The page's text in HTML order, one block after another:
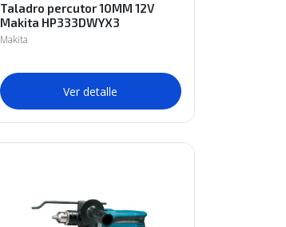
Taladro percutor 10MM 12V
Makita HP333DWYX3
Makita
Ver detalle